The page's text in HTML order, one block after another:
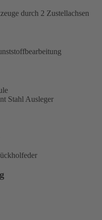
durch 2 Zustellachsen
Stahl Ausleger